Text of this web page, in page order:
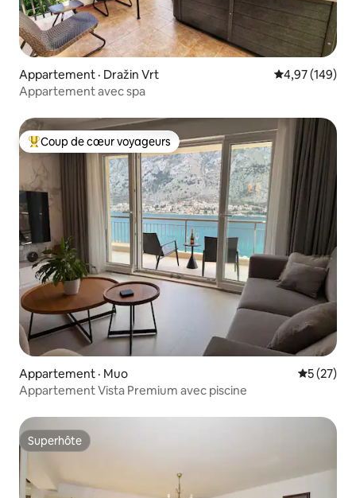
Appartement · Dražin Vrt Note
4,97 (149)
Appartement avec spa
Coup de cœur voyageurs parmi les plus aimés
Coup de cœur voyageurs
Appartement · Muo Note
5 (27)
Appartement Vista Premium avec piscine
Superhôte
Superhôte